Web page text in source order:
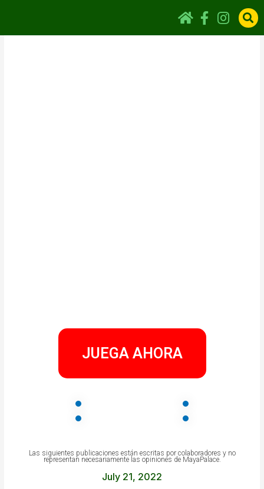
JUEGA AHORA
Las siguientes publicaciones están escritas por colaboradores y no
representan necesariamente las opiniones de MayaPalace.
July 21, 2022